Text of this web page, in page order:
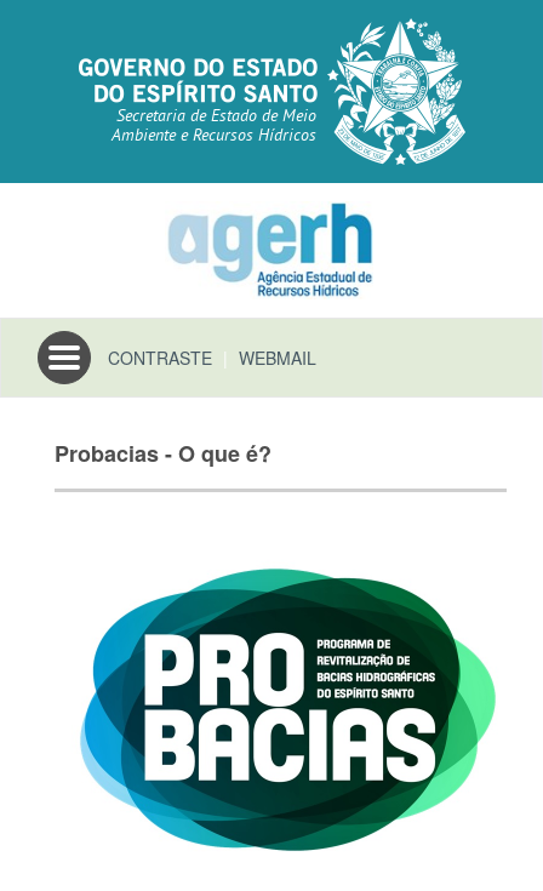
Secretaria de Estado de Meio
Ambiente e Recursos Hídricos
Toggle
navigation
CONTRASTE | WEBMAIL
Probacias - O que é?